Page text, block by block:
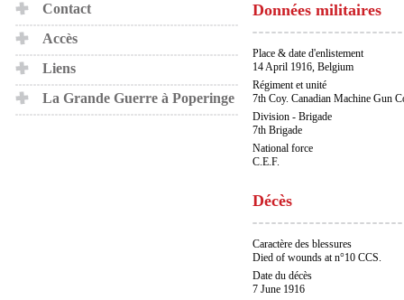
Contact
Accès
Liens
La Grande Guerre à Poperinge
Données militaires
Place & date d'enlistement
14 April 1916, Belgium
Régiment et unité
7th Coy. Canadian Machine Gun
Division - Brigade
7th Brigade
National force
C.E.F.
Décès
Caractère des blessures
Died of wounds at n°10 CCS.
Date du décès
7 June 1916